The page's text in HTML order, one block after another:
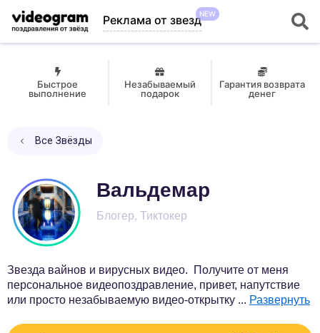
Реклама от звездNEW
Быстрое
выполнение
Незабываемый
подарок
Гарантия возврата
денег
Все Звёзды
Вальдемар
Блогер, Тиктокер
Звезда вайнов и вирусных видео. Получите от меня
персональное видеопоздравление, привет, напутствие
или просто незабываемую видео-открытку ... Развернуть